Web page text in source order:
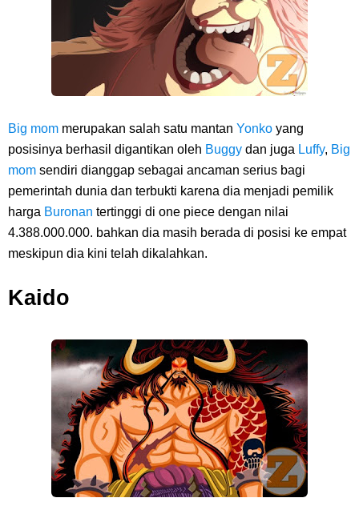
Big mom merupakan salah satu mantan Yonko yang
posisinya berhasil digantikan oleh Buggy dan juga Luffy, Big
mom sendiri dianggap sebagai ancaman serius bagi
pemerintah dunia dan terbukti karena dia menjadi pemilik
harga Buronan tertinggi di one piece dengan nilai
4.388.000.000. bahkan dia masih berada di posisi ke empat
meskipun dia kini telah dikalahkan.
Kaido